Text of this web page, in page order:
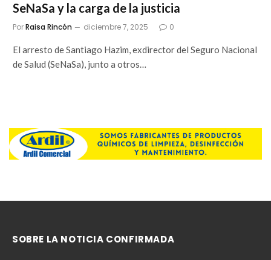
SeNaSa y la carga de la justicia
PorRaisa Rincón diciembre 7, 2025 0
El arresto de Santiago Hazim, exdirector del Seguro Nacional
de Salud (SeNaSa), junto a otros…
SOBRE LA NOTICIA CONFIRMADA